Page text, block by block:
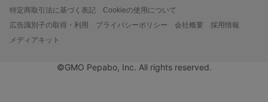
特定商取引法に基づく表記
Cookieの使用について
広告識別子の取得・利用
プライバシーポリシー 会社概要
採用情報
メディアキット
©GMO Pepabo, Inc. All rights reserved.